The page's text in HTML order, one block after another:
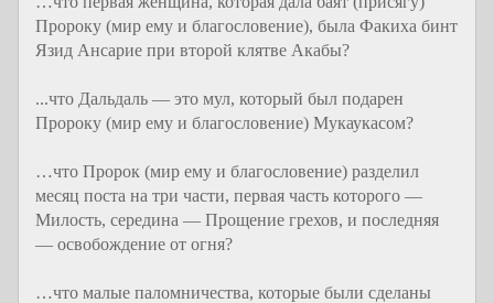
Пророку (мир ему и благословение), была Факиха бинт
Язид Ансарие при второй клятве Акабы?
...что Дальдаль — это мул, который был подарен
Пророку (мир ему и благословение) Мукаукасом?
…что Пророк (мир ему и благословение) разделил
месяц поста на три части, первая часть которого —
Милость, середина — Прощение грехов, и последняя
— освобождение от огня?
…что малые паломничества, которые были сделаны